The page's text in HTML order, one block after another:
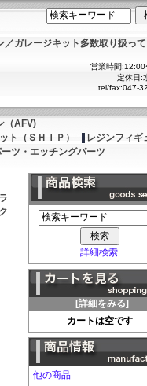
ガレージキット多数取り扱っ
営業時間
定休日:
tel/fax:047-
（AFV)
ト（ＳＨＩＰ）
レジンフィギ
ツ・エッチングパーツ
詳細検索
[詳細をみる]
カートは空です
他の商品